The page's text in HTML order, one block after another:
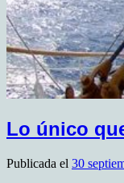
Lo único
Publicada el 30